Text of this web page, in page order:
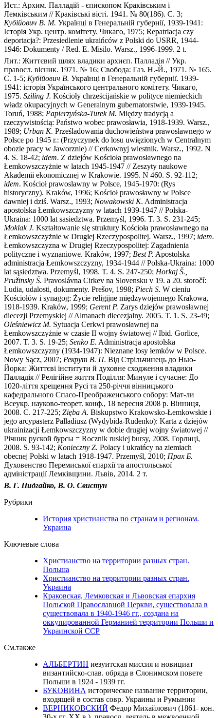
Ист.: Архим. Палладiй - єпископом Кракiвським i
Лемкiвським // Кракiвськi вiстi. 1941. № 80(186). С. 3;
Кубiйович В. М. Украïнцi в Генеральнiй губернiï, 1939-1941:
Iсторiя Укр. центр. комiтету. Чикаго, 1975; Repatriacja czy
deportacja?: Przesiedlenie ukraińców z Polski do USRR, 1944-
1946: Dokumenty / Red. E. Misilo. Warsz., 1996-1999. 2 t.
Лит.: Життєвий шлях владики архиєп. Палладiя // Укр.
правосл. вiсник. 1971. № 16; Свобода: Газ. Н.-Й., 1971. № 165.
С. 1-5; Кубiйович В. Украïнцi в Генеральнiй губернiï. 1939-
1941: iсторiя Украïнського центрального комiтету. Чикаго,
1975. Sziling J. Kościoły chrześcijańskie w polityce niemieckich
władz okupacyjnych w Generalnym gubernatorstwie, 1939-1945.
Toruń, 1988; Papierzyńska-Turek M. Między tradycją a
rzeczywistością: Państwo wobec prawosławia, 1918-1939. Warsz.,
1989; Urban K. Prześladowania duchowieństwa prawosławnego w
Polsce po 1945 r.: (Przyczynek do losu uwięzionych w Centralnym
obozie pracy w Jaworznie) // Cerkownyj wiestnik. Warsz., 1992. N
4. S. 18-42; idem. Z dziejów Kościoła prawosławnego na
Łemkowszczyżnie w latach 1945-1947 // Zeszyty naukowe
Akademii ekonomicznej w Krakowie. 1995. N 460. S. 92-112;
idem. Kościoł prawoslawny w Polsce, 1945-1970: (Rys
historyczny). Kraków, 1996; Kościoł prawosławny w Polsce
dawniej i dziś. Warsz., 1993; Nowakowski K. Administracja
apostolska Łemkowszczyzny w latach 1939-1947 // Polska-
Ukraina: 1000 lat sasiedztwa. Przemyśl, 1996. T. 3. S. 231-245;
Moklak J. Kształtowanie się struktury Kościoła prawosławnego na
Łemkowszczyżnie w Drugiej Rzeczypospolitej. Warsz., 1997; idem.
Łemkowszczyzna w Drugiej Rzeczypospolitej: Zagadnienia
polityczne i wyznaniowe. Kraków, 1997; Best P. Apostolska
administracja Łemkowszczyzny, 1934-1944 // Polska-Ukraina: 1000
lat sąsiedztwa. Przemyśl, 1998. T. 4. S. 247-250; Horkaj Š.,
Pružinsky Š. Pravoslávna Cirkev na Slovensku v 19. a 20. storočí:
Ludia, udalosti, dokumenty. Prešov, 1998; Piech S. W cieniu
Kościołów i synagog: Życie religijne międzywojennego Krakowa,
1918-1939. Kraków, 1999; Gerent P. Zarys dziejów prawosławnej
diecezji Przemyskiej // Almanach diecezjalny. 2005. T. 1. S. 23-49;
Oleśniewicz M. Sytuacja Cerkwi prawosławnej na
Łemkowszczyżnie w czasie II wojny światowej // Ibid. Gorlice,
2007. T. 3. S. 19-25; Senko E. Administracja apostolska
Łemkowszczyzny (1934-1947): Nieznane losy łemków w Polsce.
Nowy Sącz, 2007; Рекрут В. П. Вiд Стрiльчинець до Нью-
Йорка: Життєвi iнститути й духовне сходження владики
Палладiя // Релiгiйне життя Подiлля: Минуле i сучасне: До
1020-лiття хрещення Русi та 250-рiччя вiнницького
кафедрального Спасо-Преображенського собору: Мат-ли
Всеукр. науково-теорет. конф., 18 вересня 2008 р. Вiнниця,
2008. С. 217-225; Zięba A. Biskupstwo Krakowsko-Łemkowskie i
jego arcypasterz Palladiusz (Wydybida-Rudenko): Karta z dziejów
ukrainizacji Łemkowszczyzny w dobie drugiej wojny światowej //
Рiчник руской бурсы = Rocznik ruskiej bursy, 2008. Горлицi,
2008. S. 93-142; Konieczny Z. Polacy i ukraińcy na ziemiach
obecnej Polski w latach 1918-1947. Przemyśl, 2010; Прах Б.
Духовенство Перемиськоï єпархiï та апостольськоï
адмiнiстрацiï Лемкiвщини. Львiв, 2014. 2 т.
В. Г. Пидгайко, В. О. Свистун
Рубрики
История христианства по странам и регионам.
Украина
Ключевые слова
Христианство на территории разных стран.
Польша
Христианство на территории разных стран.
Украина
Краковская, Лемковская и Львовская епархия
Польской Православной Церкви, существовала в
существовала в 1940-1946 гг., создана на
оккупированной Германией территории Польши и
Украинской ССР
См.также
АЛЬБЕРТИН иезуитская миссия и новициат
византийско-слав. обряда в Слонимском повете
Польши в 1924 - 1939 гг.
БУКОВИНА историческое название территории,
входящей в состав совр. Украины и Румынии
ВЕРНИКОВСКИЙ Федор Михайлович (1861- кон.